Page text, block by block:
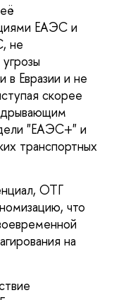
ЕАЭС и
не
в Евразии и не
скорее
"ЕАЭС+" и
транспортных
ОТГ
что
на